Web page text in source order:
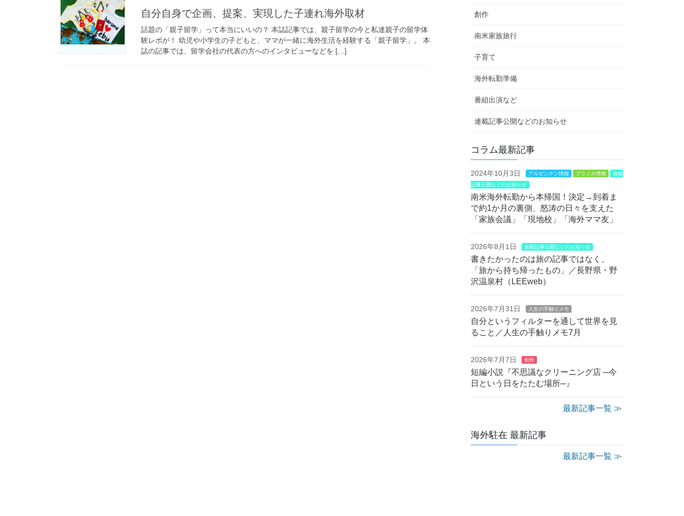
自分自身で企画、提案、実現した子連れ海外取材
話題の「親子留学」って本当にいいの？ 本誌記事では、親子留学の今と私達親子の留学体
験レポが！ 幼児や小学生の子どもと、ママが一緒に海外生活を経験する「親子留学」。 本
誌の記事では、留学会社の代表の方へのインタビューなどを […]
創作
南米家族旅行
子育て
海外転勤準備
番組出演など
連載記事公開などのお知らせ
コラム最新記事
2024年10月3日 アルゼンチン情報 ブラジル情報
連載
記事公開などのお知らせ
南米海外転勤から本帰国！決定→到着ま
で約1か月の裏側、怒涛の日々を支えた
「家族会議」「現地校」「海外ママ友」
2026年8月1日 連載記事公開などのお知らせ
書きたかったのは旅の記事ではなく、
「旅から持ち帰ったもの」／長野県・野
沢温泉村（LEEweb）
2026年7月31日 人生の手触りメモ
自分というフィルターを通して世界を見
ること／人生の手触りメモ7月
2026年7月7日 創作
短編小説『不思議なクリーニング店 ─今
日という日をたたむ場所─』
最新記事一覧 ≫
海外駐在 最新記事
最新記事一覧 ≫